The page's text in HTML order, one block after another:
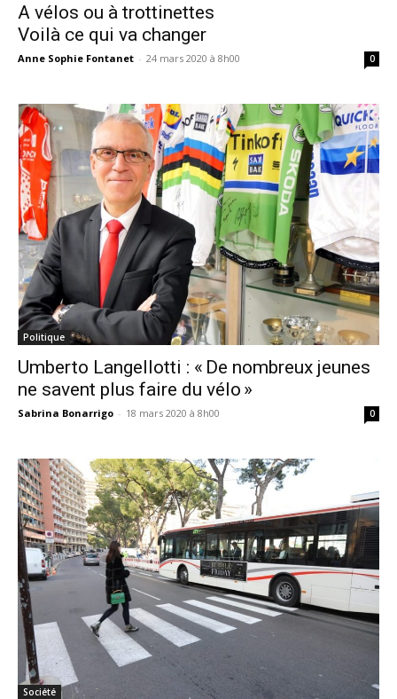
A vélos ou à trottinettes
Voilà ce qui va changer
Anne Sophie Fontanet - 24 mars 2020 à 8h00 0
Politique
Umberto Langellotti : « De nombreux jeunes
ne savent plus faire du vélo »
Sabrina Bonarrigo - 18 mars 2020 à 8h00 0
Société